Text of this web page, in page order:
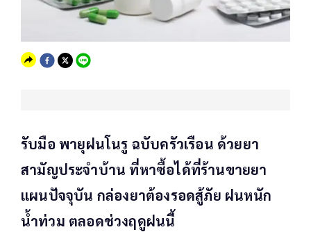
รับมือ พายุฝนโนรู ฉบับครัวเรือน ด้วยยา
สามัญประจำบ้าน ที่หาซื้อได้ที่ร้านขายยา
แผนปัจจุบัน กล่องยาต้องรอดสู้ภัย ฝนหนัก
น้ำท่วม ตลอดช่วงฤดูฝนนี้